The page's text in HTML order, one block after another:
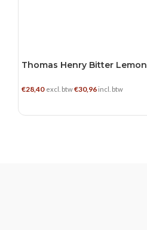
Thomas Henry Bitter Lemon
€28,40 excl. btw€30,96 incl. btw